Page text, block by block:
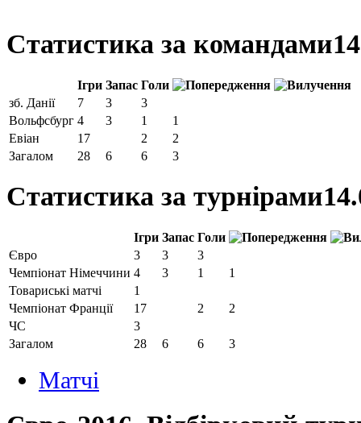
Статистика за командами
Ігри Запас Голи
зб. Данії
7 3
3
Вольфсбург 4 3 1
1
Евіан
17 2
2
Загалом
28 6 6 3
Статистика за турнірами
Ігри Запас Голи
Євро
3 3
3
Чемпіонат Німеччини 4 3 1
1
Товариські матчі
1
Чемпіонат Франції
17 2
2
ЧС
3
Загалом
28 6 6 3
Матчi